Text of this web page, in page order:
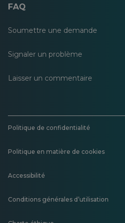
FAQ
Soumettre une demande
Signaler un problème
Laisser un commentaire
Politique de confidentialité
Politique en matière de cookies
Accessibilité
Conditions générales d’utilisation